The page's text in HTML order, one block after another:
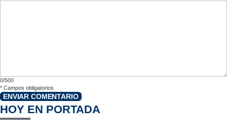
0/500
* Campos obligatorios
ENVIAR COMENTARIO
HOY EN PORTADA